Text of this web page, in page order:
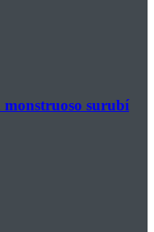
monstruoso surubí